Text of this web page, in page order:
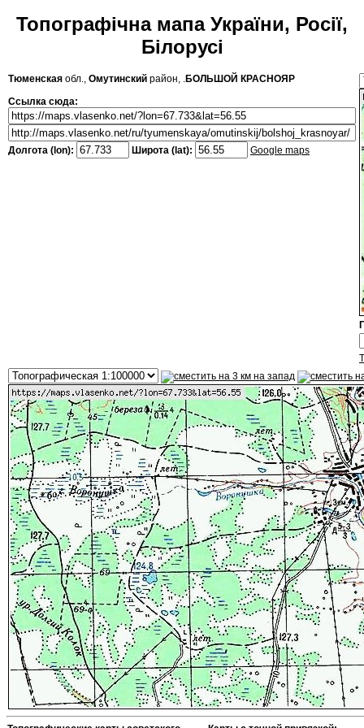
Топографічна мапа України, Росії,
Білорусі
Тюменская обл., Омутинский район, .БОЛЬШОЙ КРАСНОЯР
Ссылка сюда:
Долгота (lon): Широта (lat): Google maps